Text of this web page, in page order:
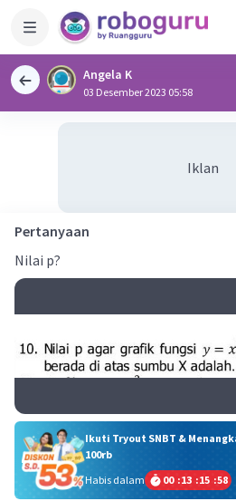
Angela K
03 Desember 2023 05:58
Iklan
Pertanyaan
Nilai p?
Ikuti Tryout SNBT &
100rb
Habis dalam
00 :13 :15 :57